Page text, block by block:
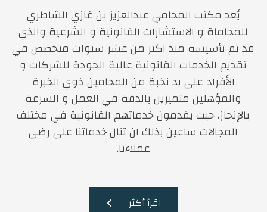
يُعد مكتب المحامي عبدالعزيز بن غازي الشاطري
للمحاماة و الاستشارات القانونية و الشرعية والذي
قد تم تأسيسه منذ اكثر من عشر سنوات متخصص في
تقديم الخدمات القانونية عالية الجودة للشركات و
الأفراد على يد نخبة من المحامين ذوي الخبرة
والمؤهلين متميزين بالدقة في العمل و السرعة
بالإنجاز، حيث يقدمون خدماتهم القانونية في مختلف
المجالات ساعين بذلك ان تنال خدماتنا على رضى
عملاءنا.
اقرأ أكثر